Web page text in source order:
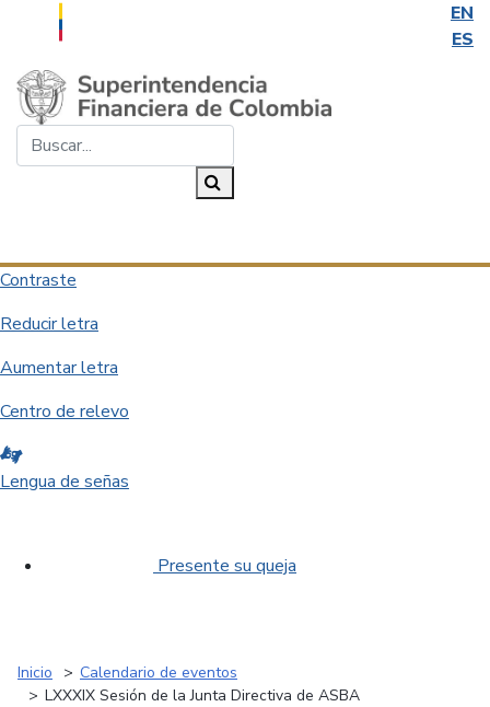
EN
ES
Saltar al contenido principal
Contraste
Reducir letra
Aumentar letra
Centro de relevo
Lengua de señas
Presente su queja
Inicio
Calendario de eventos
LXXXIX Sesión de la Junta Directiva de ASBA